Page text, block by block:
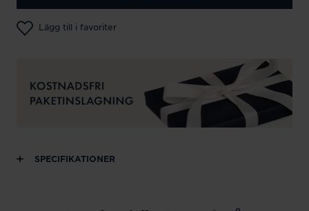
Lägg till i favoriter
SPECIFIKATIONER